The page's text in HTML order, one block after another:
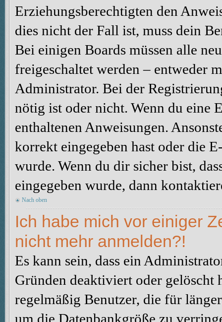
Erziehungsberechtigten den
dies nicht der Fall ist, muss dein
Bei einigen Boards müssen alle
freigeschaltet werden – entweder
Administrator. Bei der
nötig ist oder nicht. Wenn du eine
enthaltenen Anweisungen.
korrekt eingegeben hast oder die
wurde. Wenn du dir sicher bist,
eingegeben wurde, dann
Nach oben
Ich habe mich vor einiger
nicht mehr anmelden?!
Es kann sein, dass ein
Gründen deaktiviert oder gelöscht
regelmäßig Benutzer, die für
um die Datenbankgröße zu